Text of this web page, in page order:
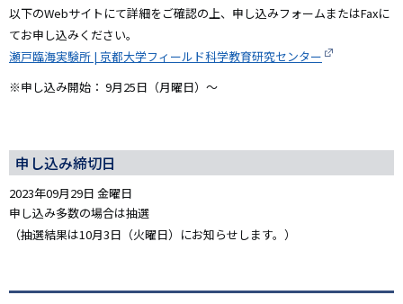
以下のWebサイトにて詳細をご確認の上、申し込みフォームまたはFaxに
てお申し込みください。
瀬戸臨海実験所 | 京都大学フィールド科学教育研究センター
※申し込み開始： 9月25日（月曜日）～
申し込み締切日
2023年09月29日 金曜日
申し込み多数の場合は抽選
（抽選結果は10月3日（火曜日）にお知らせします。）